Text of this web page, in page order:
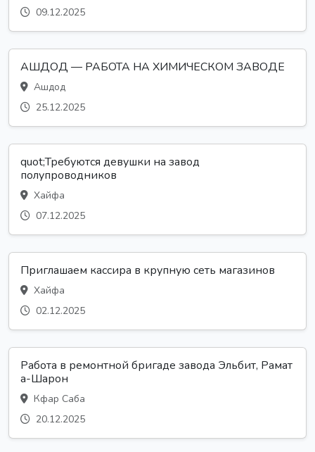
09.12.2025
АШДОД — РАБОТА НА ХИМИЧЕСКОМ ЗАВОДЕ
Ашдод
25.12.2025
quot;Требуются девушки на завод
полупроводников
Хайфа
07.12.2025
Приглашаем кассира в крупную сеть магазинов
Хайфа
02.12.2025
Работа в ремонтной бригаде завода Эльбит, Рамат
а-Шарон
Кфар Саба
20.12.2025